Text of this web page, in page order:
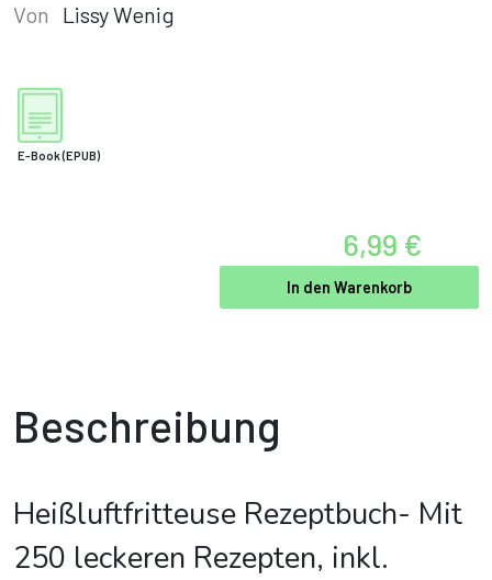
Von
Lissy Wenig
E-Book(EPUB)
6,99 €
In den Warenkorb
Beschreibung
Heißluftfritteuse Rezeptbuch- Mit
250 leckeren Rezepten, inkl.